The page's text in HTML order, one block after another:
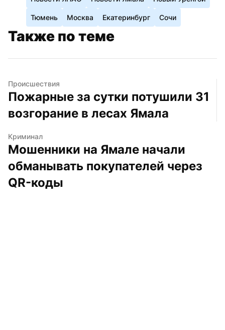
Тюмень Москва Екатеринбург Сочи
Также по теме
Происшествия
Пожарные за сутки потушили 31
возгорание в лесах Ямала
Криминал
Мошенники на Ямале начали
обманывать покупателей через
QR-коды